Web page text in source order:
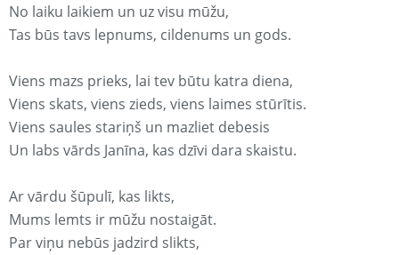
No laiku laikiem un uz visu mūžu,
Tas būs tavs lepnums, cildenums un gods.
Viens mazs prieks, lai tev būtu katra diena,
Viens skats, viens zieds, viens laimes stūrītis.
Viens saules stariņš un mazliet debesis
Un labs vārds Janīna, kas dzīvi dara skaistu.
Ar vārdu šūpulī, kas likts,
Mums lemts ir mūžu nostaigāt.
Par viņu nebūs jadzird slikts,